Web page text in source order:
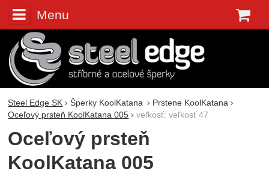
Menu
Steel Edge SK Šperky KoolKatana
Prstene KoolKatana
Oceľový prsteň KoolKatana 005
veľkosť: veľkosť 47
Oceľový prsteň
KoolKatana 005